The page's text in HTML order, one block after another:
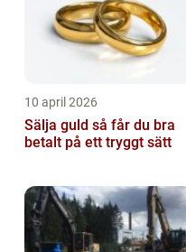
10 april 2026
Sälja guld så får du bra
betalt på ett tryggt sätt